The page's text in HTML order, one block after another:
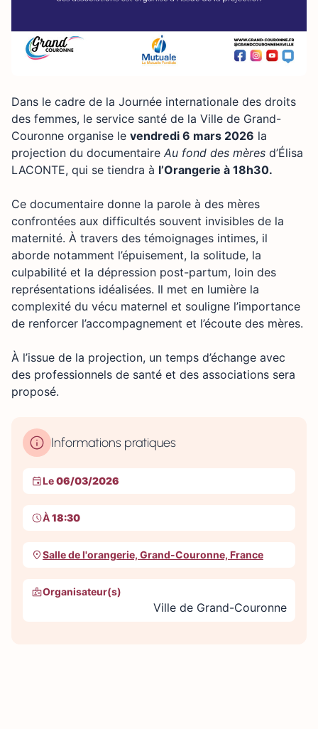
Dans le cadre de la Journée internationale des droits
des femmes, le service santé de la Ville de Grand-
Couronne organise le vendredi 6 mars 2026 la
projection du documentaire Au fond des mères d’Élisa
LACONTE, qui se tiendra à l’Orangerie à 18h30.
Ce documentaire donne la parole à des mères
confrontées aux difficultés souvent invisibles de la
maternité. À travers des témoignages intimes, il
aborde notamment l’épuisement, la solitude, la
culpabilité et la dépression post-partum, loin des
représentations idéalisées. Il met en lumière la
complexité du vécu maternel et souligne l’importance
de renforcer l’accompagnement et l’écoute des mères.
À l’issue de la projection, un temps d’échange avec
des professionnels de santé et des associations sera
proposé.
Informations pratiques
Le06/03/2026
À18:30
Salle de l'orangerie, Grand-Couronne, France
Organisateur(s)
Ville de Grand-Couronne